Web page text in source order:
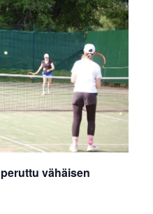
vähäisen